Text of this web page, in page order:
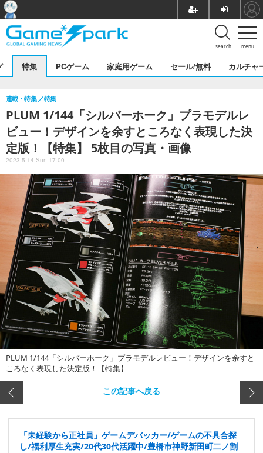
menu
search
特集 PCゲーム 家庭用ゲーム セール/無料 カルチャ
PLUM 1/144「シルバーホーク」プラモデルレ
ビュー！デザインを余すところなく表現した決
定版！【特集】 5枚目の写真・画像
連載・特集 特集
2023.5.14 Sun 17:00
PLUM 1/144「シルバーホーク」プラモデルレビュー！デザインを余すと
ころなく表現した決定版！【特集】
この記事へ戻る
「未経験から正社員」ゲームデバッカー/ゲームの不具合探
し/福利厚生充実/20代30代活躍中/豊橋市神野新田町二ノ割